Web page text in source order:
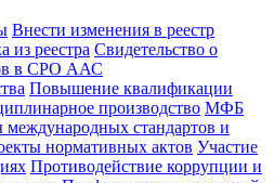
Внести изменения в реестр
из реестра Свидетельство о
в СРО ААС
Повышение квалификации
производство МФБ
стандартов и
нормативных актов Участие
Противодействие коррупции и